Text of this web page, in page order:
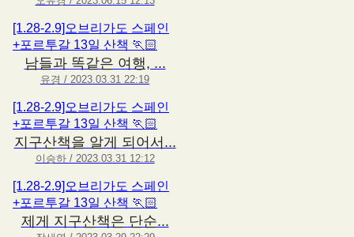
[1.28-2.9]오브리가도 스페인
+포르투갈 13일 산책 🏃🏻
남들과 똑같은 여행, ...
유경 / 2023.03.31 22:19
[1.28-2.9]오브리가도 스페인
+포르투갈 13일 산책 🏃🏻
지구산책을 알게 되어서...
이승하 / 2023.03.31 12:12
[1.28-2.9]오브리가도 스페인
+포르투갈 13일 산책 🏃🏻
제게 지구산책은 단순...